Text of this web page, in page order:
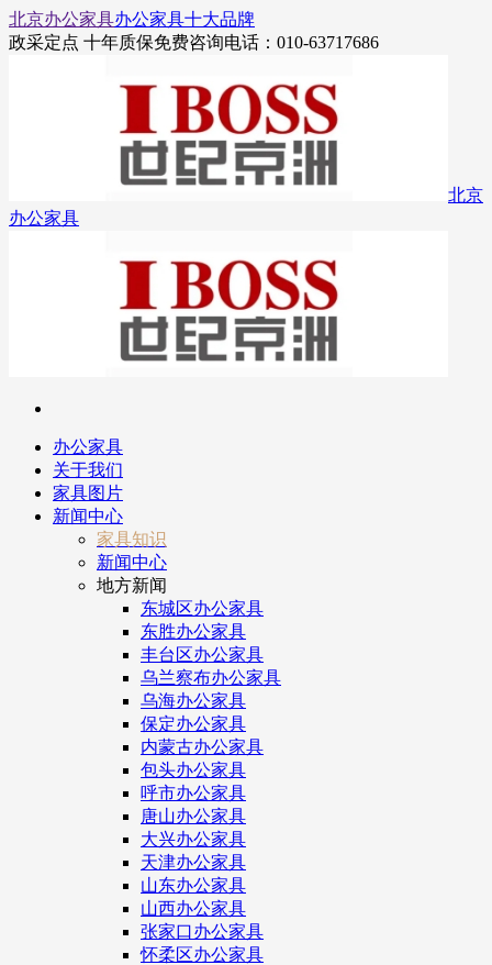
北京办公家具办公家具十大品牌
政采定点 十年质保免费咨询电话：010-63717686
北京
办公家具
办公家具
关于我们
家具图片
新闻中心
家具知识
新闻中心
地方新闻
东城区办公家具
东胜办公家具
丰台区办公家具
乌兰察布办公家具
乌海办公家具
保定办公家具
内蒙古办公家具
包头办公家具
呼市办公家具
唐山办公家具
大兴办公家具
天津办公家具
山东办公家具
山西办公家具
张家口办公家具
怀柔区办公家具